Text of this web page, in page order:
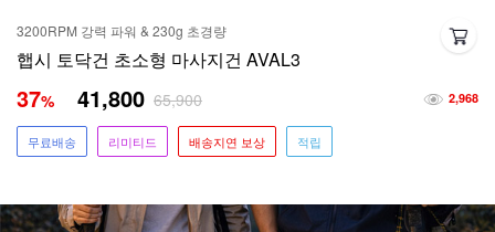
3200RPM 강력 파워 & 230g 초경량
햅시 토닥건 초소형 마사지건 AVAL3
2,968
37% 41,800 65,900
무료배송 리미티드 배송지연 보상 적립